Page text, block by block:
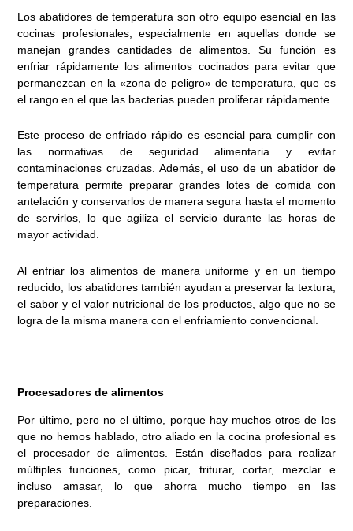
Los abatidores de temperatura son otro equipo esencial en las
cocinas profesionales, especialmente en aquellas donde se
manejan grandes cantidades de alimentos. Su función es
enfriar rápidamente los alimentos cocinados para evitar que
permanezcan en la «zona de peligro» de temperatura, que es
el rango en el que las bacterias pueden proliferar rápidamente.
Este proceso de enfriado rápido es esencial para cumplir con
las normativas de seguridad alimentaria y evitar
contaminaciones cruzadas. Además, el uso de un abatidor de
temperatura permite preparar grandes lotes de comida con
antelación y conservarlos de manera segura hasta el momento
de servirlos, lo que agiliza el servicio durante las horas de
mayor actividad.
Al enfriar los alimentos de manera uniforme y en un tiempo
reducido, los abatidores también ayudan a preservar la textura,
el sabor y el valor nutricional de los productos, algo que no se
logra de la misma manera con el enfriamiento convencional.
Procesadores de alimentos
Por último, pero no el último, porque hay muchos otros de los
que no hemos hablado, otro aliado en la cocina profesional es
el procesador de alimentos. Están diseñados para realizar
múltiples funciones, como picar, triturar, cortar, mezclar e
incluso amasar, lo que ahorra mucho tiempo en las
preparaciones.